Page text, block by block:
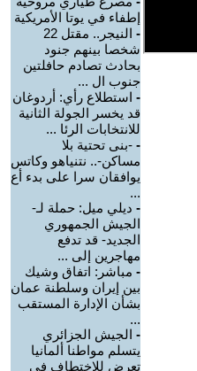
إطفاء في يوتا الأمريكية
-
النيجر.. مقتل 22
شخصا بينهم جنود
بحادث تصادم حافلتين
جنوب ال ...
- استطلاع رأي: أردوغان
قد يخسر الجولة الثانية
للانتخابات الرئا ...
- -بنى تحتية بلا
مساكن-.. نتنياهو وكاتس
يوافقان سرا على بدء أع
...
- ديلي ميل: حملة لـ-
الجيش الجمهوري
الجديد- قد تدفع
مهاجرين إلى ...
- مباشر: اتفاق وشيك
بين إيران وسلطنة عمان
بشأن الإدارة المستقب
...
- الجيش الجزائري
يتسلم مواطنا ألمانيا
تعرض للاختطاف في